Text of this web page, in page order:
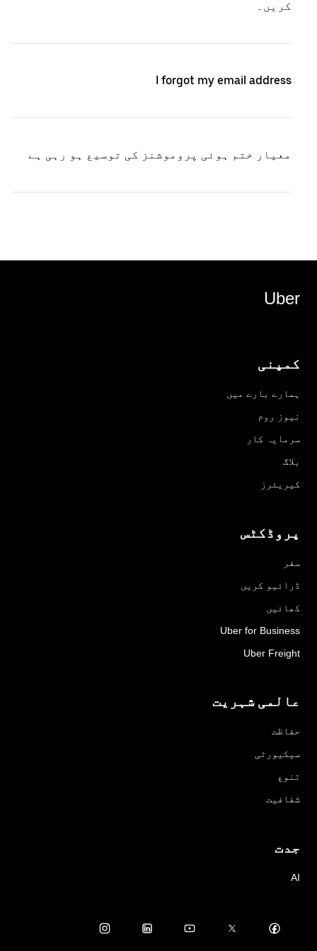
کریں۔
I forgot my email address
معیار ختم ہوئی پروموشنز کی توسیع ہو رہی ہے
Uber
کمپنی
ہمارے بارے میں
نیوز روم
سرمایہ کار
بلاگ
کیریئرز
پروڈکٹس
سفر
ڈرائیو کریں
کھائیں
Uber for Business
Uber Freight
عالمی شہریت
حفاظت
سیکیورٹی
تنوع
شفافیت
جدت
AI